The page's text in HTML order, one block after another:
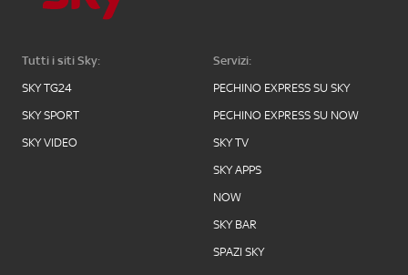
Tutti i siti Sky:
SKY TG24
SKY SPORT
SKY VIDEO
Servizi:
PECHINO EXPRESS SU SKY
PECHINO EXPRESS SU NOW
SKY TV
SKY APPS
NOW
SKY BAR
SPAZI SKY